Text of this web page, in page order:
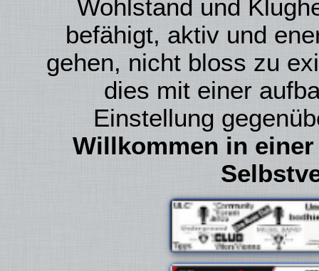
Wohlstand und
befähigt, aktiv und
gehen, nicht bloss zu
dies mit einer
Einstellung
Willkommen in